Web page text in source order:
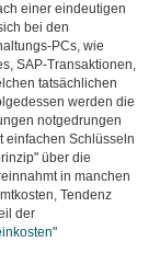
einer eindeutigen
bei den
PCs, wie
SAP-Transaktionen,
tatsächlichen
werden die
notgedrungen
einfachen Schlüsseln
über die
in manchen
Tendenz
der
"